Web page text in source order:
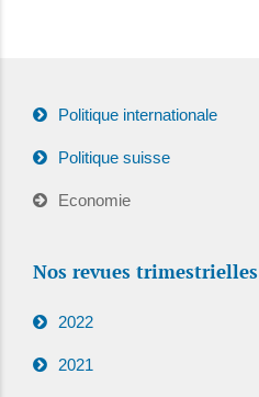
Politique internationale
Politique suisse
Economie
Nos revues trimestrielles
2022
2021